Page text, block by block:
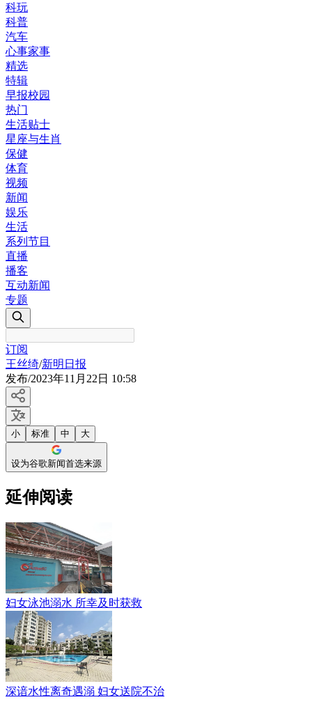
科玩
科普
汽车
心事家事
精选
特辑
早报校园
热门
生活贴士
星座与生肖
保健
体育
视频
新闻
娱乐
生活
系列节目
直播
播客
互动新闻
专题
订阅
王丝绮/新明日报
发布/2023年11月22日 10:58
小 标准 中 大
设为谷歌新闻首选来源
延伸阅读
妇女泳池溺水 所幸及时获救
深谙水性离奇遇溺 妇女送院不治